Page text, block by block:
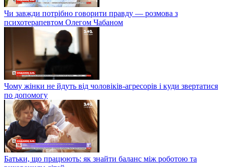
Чи завжди потрібно говорити правду — розмова з
психотерапевтом Олегом Чабаном
Чому жінки не йдуть від чоловіків-агресорів і куди звертатися
по допомогу
Батьки, що працюють: як знайти баланс між роботою та